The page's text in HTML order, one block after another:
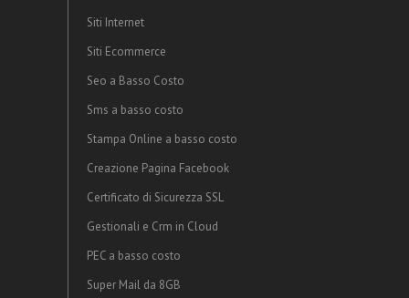
Siti Internet
Siti Ecommerce
Seo a Basso Costo
Sms a basso costo
Stampa Online a basso costo
Creazione Pagina Facebook
Certificato di Sicurezza SSL
Gestionali e Crm in Cloud
PEC a basso costo
Super Mail da 8GB